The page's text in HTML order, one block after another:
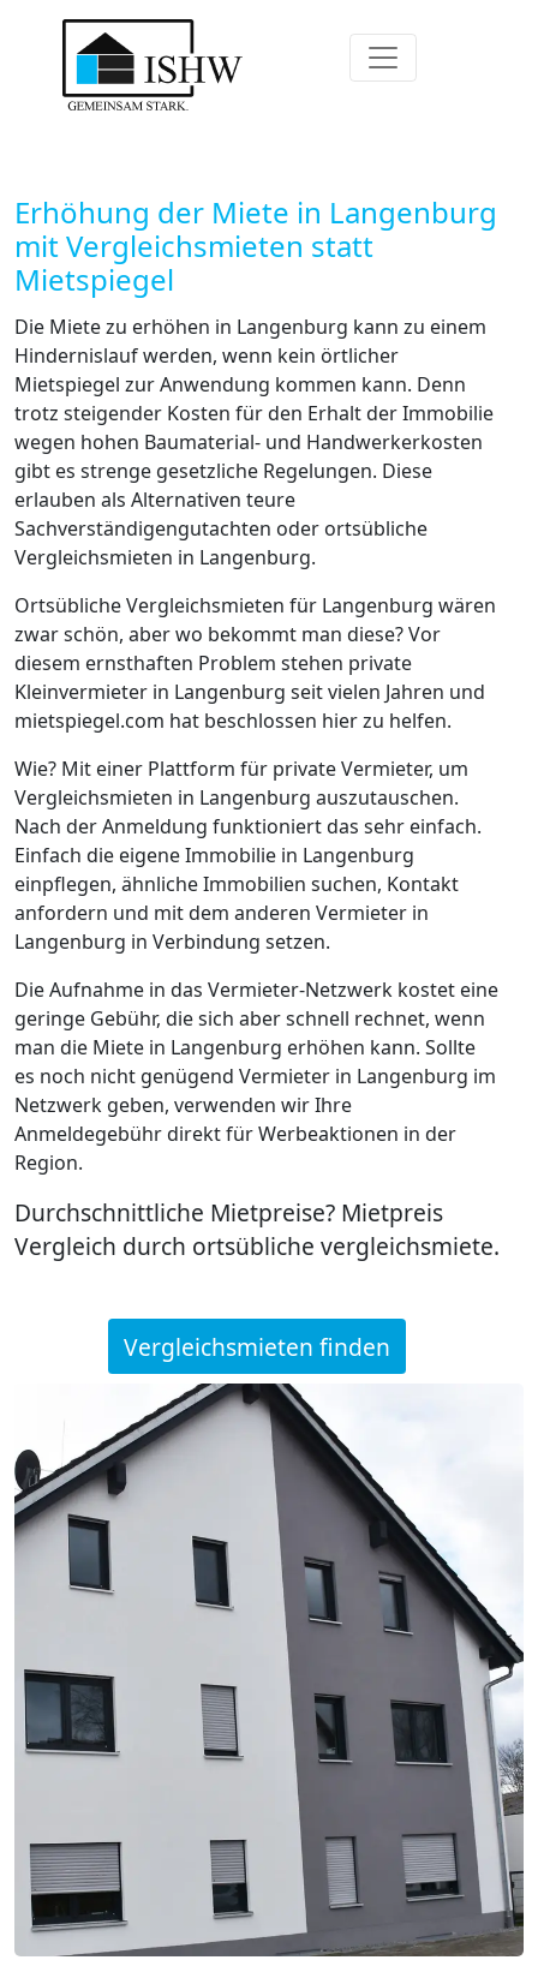
Erhöhung der Miete in Langenburg
mit Vergleichsmieten statt
Mietspiegel
Die Miete zu erhöhen in Langenburg kann zu einem
Hindernislauf werden, wenn kein örtlicher
Mietspiegel zur Anwendung kommen kann. Denn
trotz steigender Kosten für den Erhalt der Immobilie
wegen hohen Baumaterial- und Handwerkerkosten
gibt es strenge gesetzliche Regelungen. Diese
erlauben als Alternativen teure
Sachverständigengutachten oder ortsübliche
Vergleichsmieten in Langenburg.
Ortsübliche Vergleichsmieten für Langenburg wären
zwar schön, aber wo bekommt man diese? Vor
diesem ernsthaften Problem stehen private
Kleinvermieter in Langenburg seit vielen Jahren und
mietspiegel.com hat beschlossen hier zu helfen.
Wie? Mit einer Plattform für private Vermieter, um
Vergleichsmieten in Langenburg auszutauschen.
Nach der Anmeldung funktioniert das sehr einfach.
Einfach die eigene Immobilie in Langenburg
einpflegen, ähnliche Immobilien suchen, Kontakt
anfordern und mit dem anderen Vermieter in
Langenburg in Verbindung setzen.
Die Aufnahme in das Vermieter-Netzwerk kostet eine
geringe Gebühr, die sich aber schnell rechnet, wenn
man die Miete in Langenburg erhöhen kann. Sollte
es noch nicht genügend Vermieter in Langenburg im
Netzwerk geben, verwenden wir Ihre
Anmeldegebühr direkt für Werbeaktionen in der
Region.
Durchschnittliche Mietpreise? Mietpreis
Vergleich durch ortsübliche vergleichsmiete.
Vergleichsmieten finden